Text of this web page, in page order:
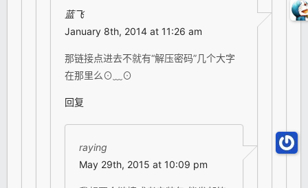
蓝飞
January 8th, 2014 at 11:26 am
那链接点进去不就有“解压密码”几个大字
在那里么⊙﹏⊙
回复
raying
May 29th, 2015 at 10:09 pm